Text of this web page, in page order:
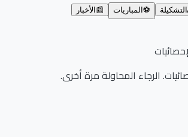
⚽ المباريات 📰 الأخبار
الرجاء المحاولة مرة أخرى.